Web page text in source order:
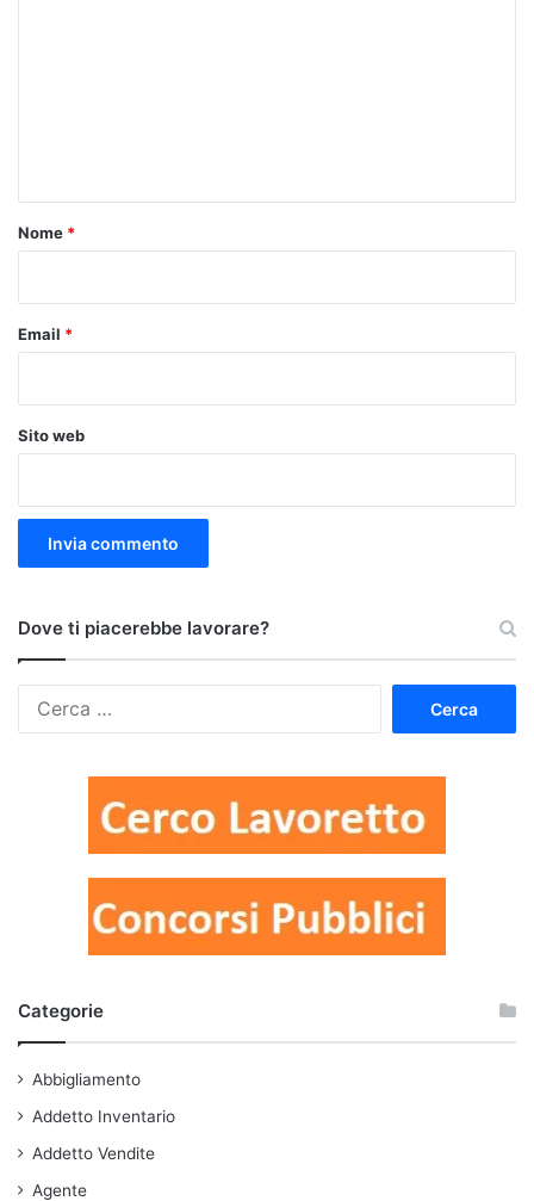
o
Nome *
Email *
Sito web
Dove ti piacerebbe lavorare?
Categorie
Abbigliamento
Addetto Inventario
Addetto Vendite
Agente